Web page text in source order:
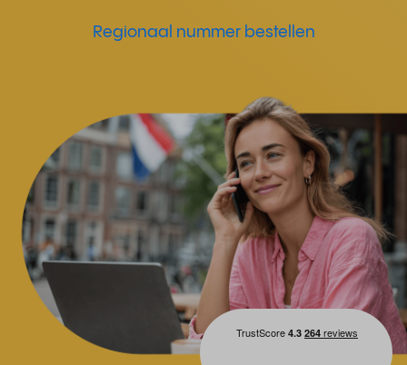
Regionaal nummer bestellen